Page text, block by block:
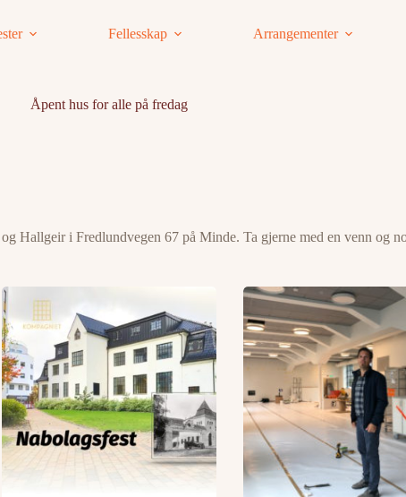
Fellesskap Arrangementer
Åpent hus for alle på fredag
Hallgeir i Fredlundvegen 67 på Minde. Ta gjerne med en venn og